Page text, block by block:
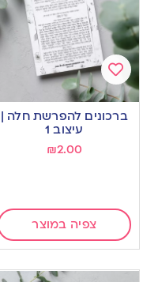
Add
to
ברכונים להפרשת חלה |
עיצוב 1
₪2.00
צפיה במוצר